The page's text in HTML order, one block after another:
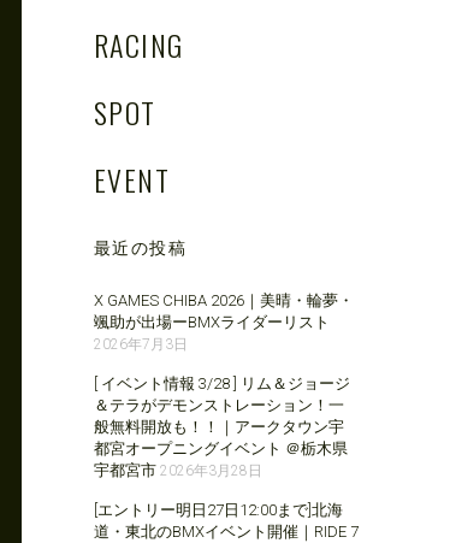
RACING
SPOT
EVENT
最近の投稿
X GAMES CHIBA 2026｜美晴・輪夢・
颯助が出場ーBMXライダーリスト
2026年7月3日
[ イベント情報 3/28 ] リム＆ジョージ
＆テラがデモンストレーション！一
般無料開放も！！｜アークタウン宇
都宮オープニングイベント ＠栃木県
宇都宮市 2026年3月28日
[エントリー明日27日12:00まで]北海
道・東北のBMXイベント開催｜RIDE 7